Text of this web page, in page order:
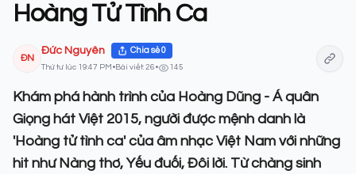
Hoàng Tử Tình Ca
ĐN
Đức Nguyên Chia sẻ0
Thứ tư lúc 19:47 PM • Bài viết: 26 • 145
Khám phá hành trình của Hoàng Dũng - Á quân
Giọng hát Việt 2015, người được mệnh danh là
'Hoàng tử tình ca' của âm nhạc Việt Nam với những
hit như Nàng thơ, Yếu đuối, Đôi lời. Từ chàng sinh